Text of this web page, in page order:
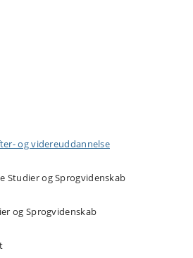
og videreuddannelse
Studier og Sprogvidenskab
og Sprogvidenskab